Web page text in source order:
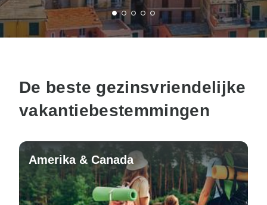
De beste gezinsvriendelijke
vakantiebestemmingen
Amerika & Canada